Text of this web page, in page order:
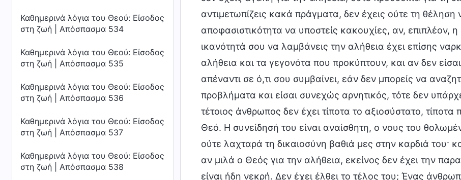
Καθημερινά λόγια του Θεού: Είσοδος
στη ζωή | Απόσπασμα 534
Καθημερινά λόγια του Θεού: Είσοδος
στη ζωή | Απόσπασμα 535
Καθημερινά λόγια του Θεού: Είσοδος
στη ζωή | Απόσπασμα 536
Καθημερινά λόγια του Θεού: Είσοδος
στη ζωή | Απόσπασμα 537
Καθημερινά λόγια του Θεού: Είσοδος
στη ζωή | Απόσπασμα 538